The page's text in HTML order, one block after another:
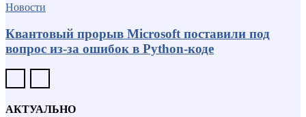
Новости
Квантовый прорыв Microsoft поставили под
вопрос из-за ошибок в Python-коде
АКТУАЛЬНО